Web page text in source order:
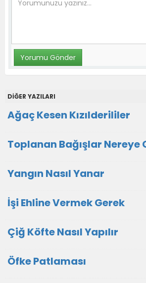
DİĞER YAZILARI
Ağaç Kesen Kızılderililer
Toplanan Bağışlar Nereye
Yangın Nasıl Yanar
İşi Ehline Vermek Gerek
Çiğ Köfte Nasıl Yapılır
Öfke Patlaması